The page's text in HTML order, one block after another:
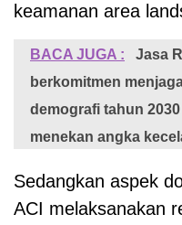
keamanan area
BACA JUGA :
Jasa
berkomitmen
demografi tahun
menekan angka
Sedangkan aspek
ACI melaksanakan